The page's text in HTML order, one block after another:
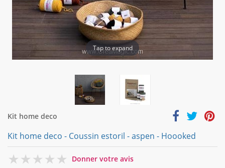
Tap to expand
Kit home deco
Kit home deco - Coussin estoril - aspen - Hoooked
0
Donner votre avis